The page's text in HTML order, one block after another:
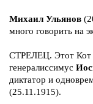
Михаил Ульянов
много говорить на
СТРЕЛЕЦ. Этот Кот
генералиссимус
диктатор и
(25.11.1915).